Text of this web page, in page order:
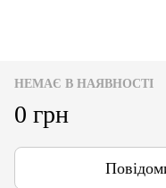
НЕМАЄ В НАЯВНОСТІ
0 грн